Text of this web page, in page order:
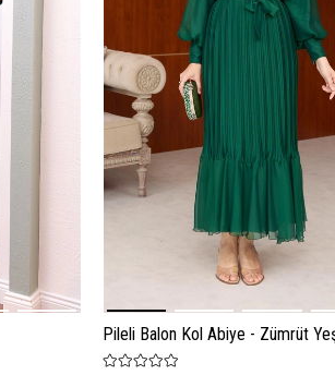
Pileli Balon Kol Abiye - Zümrüt